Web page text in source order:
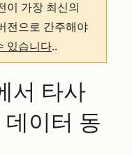
이 가장 최신의
전으로 간주해야
있습니다..
서 타사
이터 동